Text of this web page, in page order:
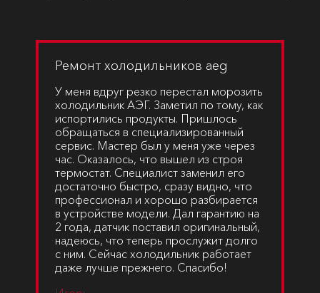
Ремонт холодильников aeg
У меня вдруг резко перестал морозить
холодильник АЭГ. Заметил по тому, как
испортились продукты. Пришлось
обращаться в специализированный
сервис. Мастер был у меня уже через
час. Оказалось, что вышел из строя
термостат. Специалист заменил его
достаточно быстро, сразу видно, что
профессионал и хорошо разбирается
в устройстве модели. Дал гарантию на
2 года, датчик поставил оригинальный,
надеюсь, что теперь прослужит долго
с ним. Сейчас холодильник работает
даже лучше прежнего. Спасибо!